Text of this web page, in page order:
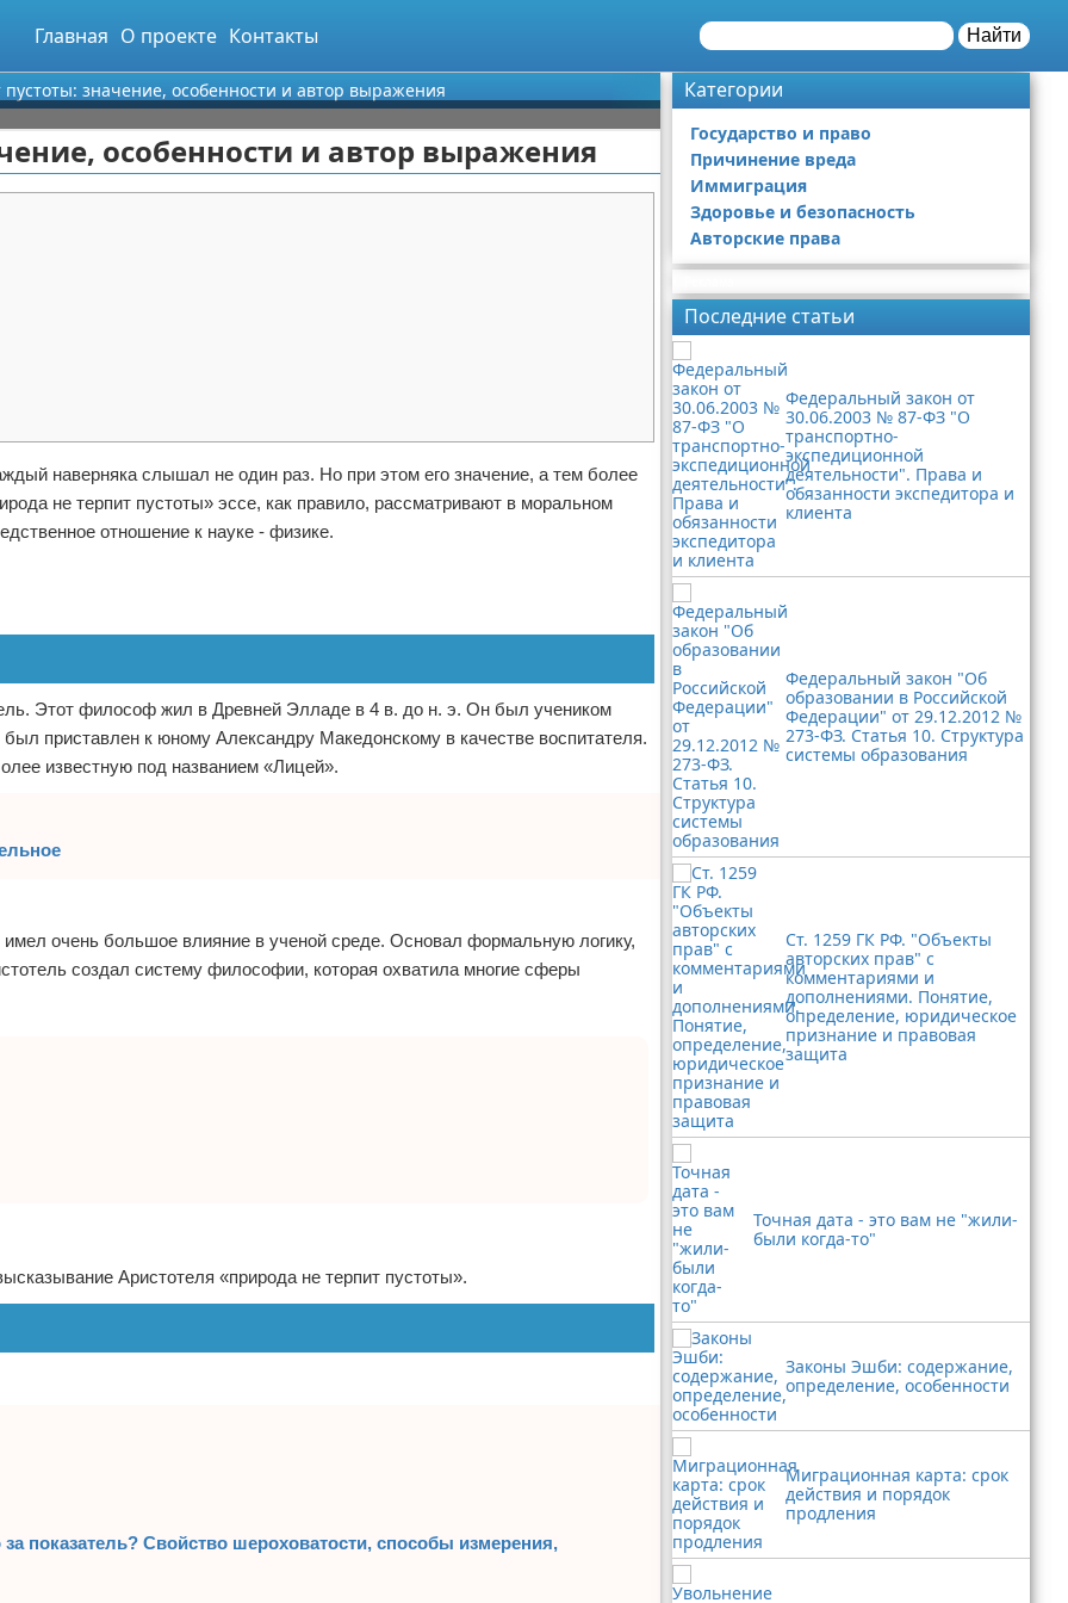
Главная О проекте Контакты Найти
значение, особенности и автор выражения
особенности и автор выражения
наверняка слышал не один раз. Но при этом его значение, а тем более
не терпит пустоты» эссе, как правило, рассматривают в моральном
отношение к науке - физике.
Этот философ жил в Древней Элладе в 4 в. до н. э. Он был учеником
приставлен к юному Александру Македонскому в качестве воспитателя.
известную под названием «Лицей».
очень большое влияние в ученой среде. Основал формальную логику,
создал систему философии, которая охватила многие сферы
Аристотеля «природа не терпит пустоты».
показатель? Свойство шероховатости, способы измерения,
Категории
Государство и право
Причинение вреда
Иммиграция
Здоровье и безопасность
Авторские права
Последние статьи
Федеральный закон от
30.06.2003 № 87-ФЗ "О
транспортно-
экспедиционной
деятельности". Права и
обязанности экспедитора и
клиента
Федеральный закон "Об
образовании в Российской
Федерации" от 29.12.2012 №
273-ФЗ. Статья 10. Структура
системы образования
Ст. 1259 ГК РФ. "Объекты
авторских прав" с
комментариями и
дополнениями. Понятие,
определение, юридическое
признание и правовая
защита
Точная дата - это вам не "жили-
были когда-то"
Законы Эшби: содержание,
определение, особенности
Миграционная карта: срок
действия и порядок
продления